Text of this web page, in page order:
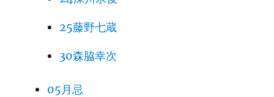
25藤野七蔵
30森脇幸次
05月忌